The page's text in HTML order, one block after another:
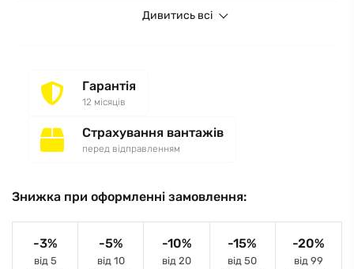
Дивитись всі
Гарантія
12 місяців
Страхування вантажів
перед відправленням
Знижка при оформленні замовлення:
-3%
від 5
-5%
від 10
-10%
від 20
-15%
від 50
-20%
від 99